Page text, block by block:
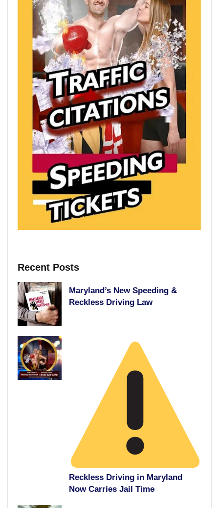
Recent Posts
Maryland’s New Speeding &
Reckless Driving Law
Reckless Driving in Maryland
Now Carries Jail Time